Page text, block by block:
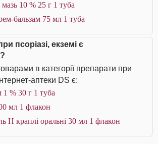
10 % 25 г 1 туба
бальзам 75 мл 1 туба
псоріазі, екземі є
в категорії препарати при
аптеки DS є:
1 % 30 г 1 туба
мл 1 флакон
Н краплі оральні 30 мл 1 флакон